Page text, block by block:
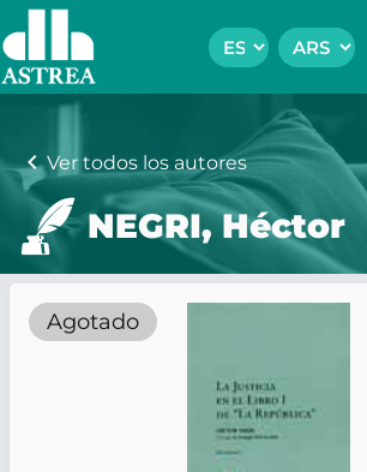
chevron_leftVer todos los autores
NEGRI, Héctor
Agotado